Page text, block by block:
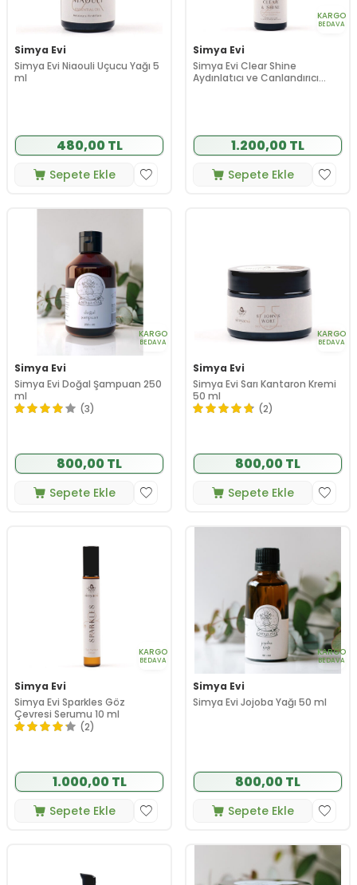
Simya Evi
Simya Evi Niaouli Uçucu Yağı 5
ml
480,00 TL
Sepete Ekle
KARGO
BEDAVA
Simya Evi
Simya Evi Clear Shine
Aydınlatıcı ve Canlandırıcı
1.200,00 TL
Sepete Ekle
KARGO
BEDAVA
Simya Evi
Simya Evi Doğal Şampuan 250
ml
(3)
800,00 TL
Sepete Ekle
KARGO
BEDAVA
Simya Evi
Simya Evi Sarı Kantaron Kremi
50 ml
(2)
800,00 TL
Sepete Ekle
KARGO
BEDAVA
Simya Evi
Simya Evi Sparkles Göz
Çevresi Serumu 10 ml
(2)
1.000,00 TL
Sepete Ekle
KARGO
BEDAVA
Simya Evi
Simya Evi Jojoba Yağı 50 ml
800,00 TL
Sepete Ekle